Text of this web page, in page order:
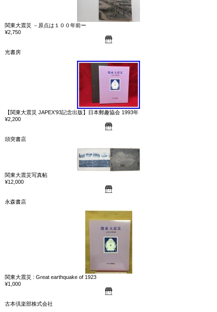
関東大震災 －原点は１００年前ー
¥2,750
光書房
【関東大震災 JAPEX’93記念出版】日本郵趣協会 1993年
¥2,200
頭突書店
関東大震災写真帖
¥12,000
永森書店
関東大震災 : Great earthquake of 1923
¥1,000
古本倶楽部株式会社